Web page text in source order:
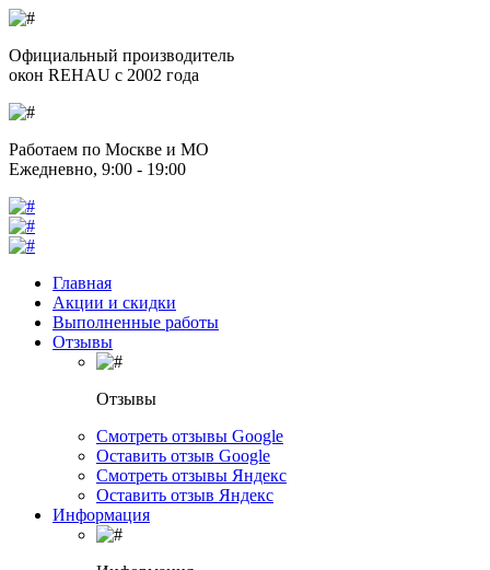
Официальный производитель
окон REHAU с 2002 года
Работаем по Москве и МО
Ежедневно, 9:00 - 19:00
Главная
Акции и скидки
Выполненные работы
Отзывы
Отзывы
Смотреть отзывы Google
Оставить отзыв Google
Смотреть отзывы Яндекс
Оставить отзыв Яндекс
Информация